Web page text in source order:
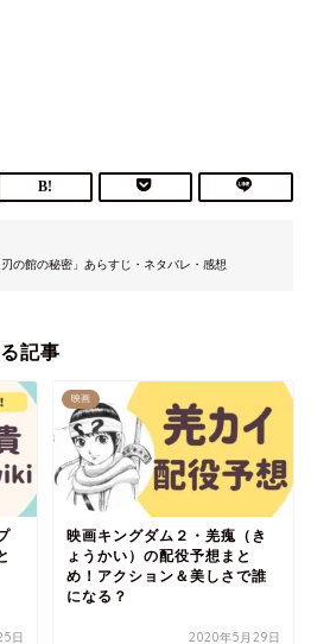
の館の秘密」あらすじ・ネタバレ・感想
記事
日
映画
映画キングダム２・羌瘣（き
ょうかい）の配役予想まと
め！アクション＆美しさで誰
になる？
2020年5月29日